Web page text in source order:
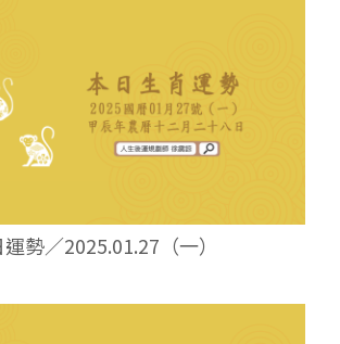
勢／2025.01.27（一）